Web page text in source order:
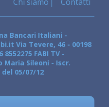
Bancari Italiani -
Via Tevere, 46 - 00198
8552275 FABI TV -
Maria Sileoni - Iscr.
05/07/12